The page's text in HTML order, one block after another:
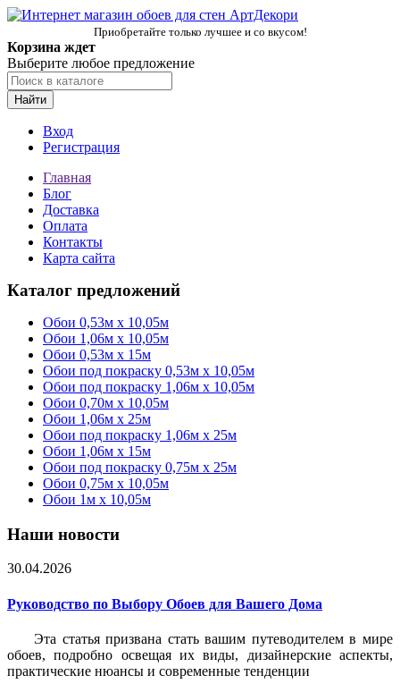
Приобретайте только лучшее и со вкусом!
Корзина ждет
Выберите любое предложение
Найти
Вход
Регистрация
Главная
Блог
Доставка
Оплата
Контакты
Карта сайта
Каталог предложений
Обои 0,53м x 10,05м
Обои 1,06м х 10,05м
Обои 0,53м x 15м
Обои под покраску 0,53м x 10,05м
Обои под покраску 1,06м х 10,05м
Обои 0,70м x 10,05м
Обои 1,06м x 25м
Обои под покраску 1,06м x 25м
Обои 1,06м x 15м
Обои под покраску 0,75м x 25м
Обои 0,75м x 10,05м
Обои 1м х 10,05м
Наши новости
30.04.2026
Руководство по Выбору Обоев для Вашего Дома
Эта статья призвана стать вашим путеводителем в мире
обоев, подробно освещая их виды, дизайнерские аспекты,
практические нюансы и современные тенденции